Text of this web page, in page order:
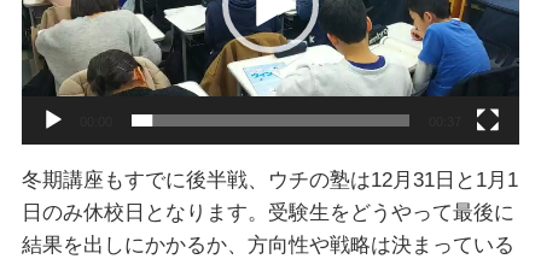
冬期講座もすでに後半戦、ウチの塾は12月31日と1月1
日のみ休校日となります。受験生をどうやって最後に
結果を出しにかかるか、方向性や戦略は決まっている